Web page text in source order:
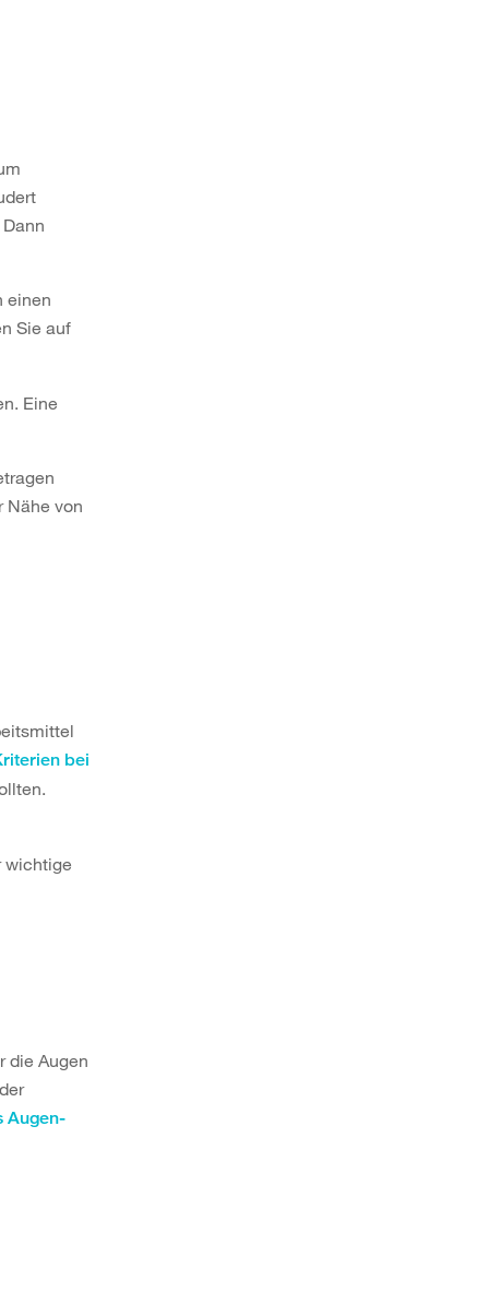
einen
Sie auf
Eine
Nähe von
bei
wichtige
die Augen
Augen-